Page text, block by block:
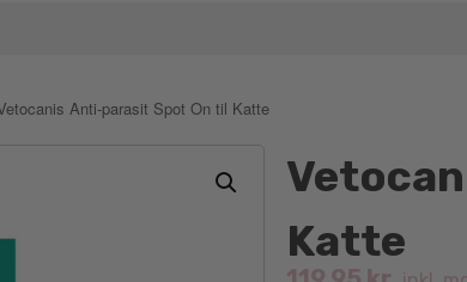
Anti-parasit Spot On til Katte
Katte